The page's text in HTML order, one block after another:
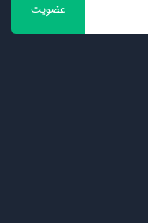
عضویت